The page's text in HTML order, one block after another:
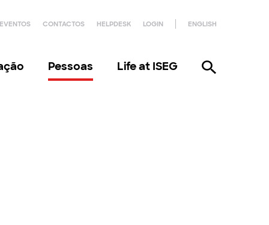
EVENTOS CONTACTOS HELPDESK LOGIN ENGLISH
Pessoas Life at ISEG